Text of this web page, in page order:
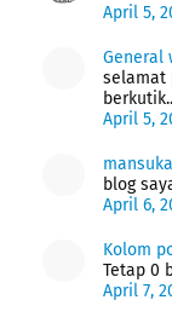
April 5,
General
selamat
April 5,
blog
April 6,
Kolom
Tetap 0
April 7,